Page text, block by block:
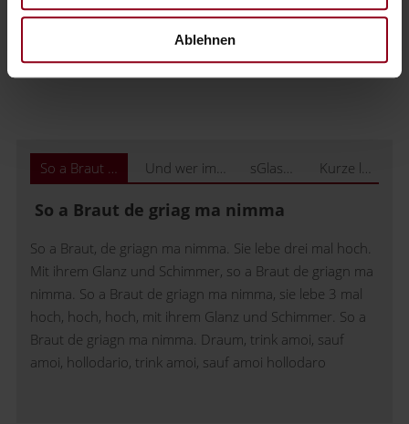
Ablehnen
So a Braut de griag ma nimma Und wer im Jänner geboren ist sGlasl ind dHaund Kurze lustige Gstanzl
So a Braut de griag ma nimma
So a Braut, de griagn ma nimma. Sie lebe drei mal hoch.
Mit ihrem Glanz und Schimmer, so a Braut de griagn ma
nimma. So a Braut de griagn ma nimma, sie lebe 3 mal
hoch, hoch, hoch, mit ihrem Glanz und Schimmer. So a
Braut de griagn ma nimma. Draum, trink amoi, sauf
amoi, hollodario, trink amoi, sauf amoi hollodaro